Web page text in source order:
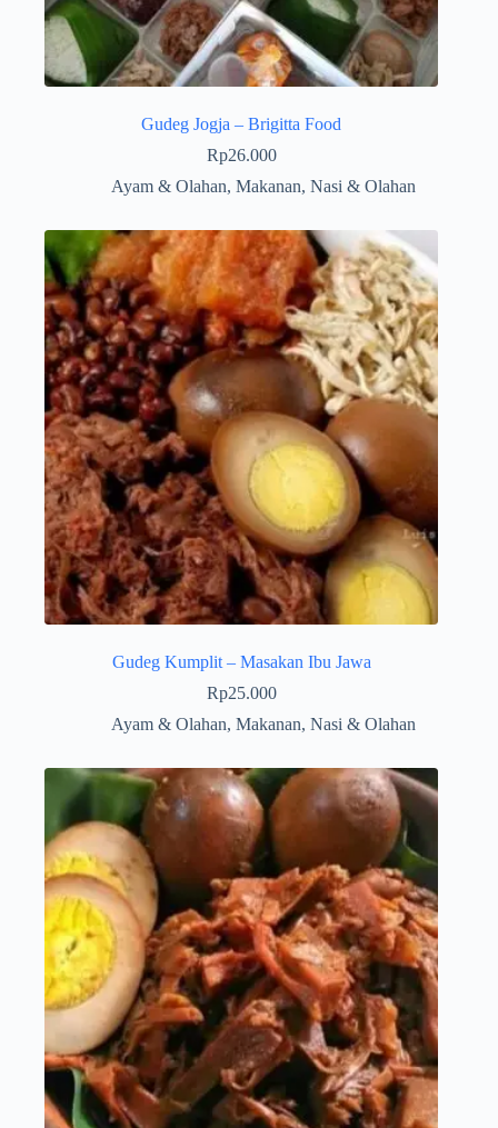
Gudeg Jogja – Brigitta Food
Rp26.000
Ayam & Olahan,Makanan,Nasi & Olahan
Gudeg Kumplit – Masakan Ibu Jawa
Rp25.000
Ayam & Olahan,Makanan,Nasi & Olahan